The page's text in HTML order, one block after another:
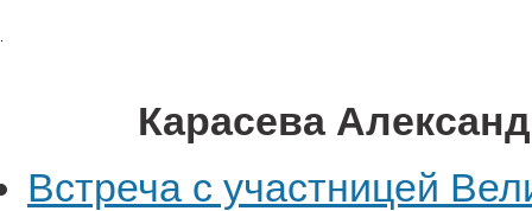
Карасева
Встреча с участницей